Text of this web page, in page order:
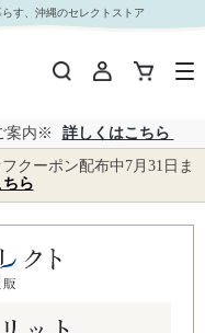
す、沖縄のセレクトストア
案内※
詳しくはこちら
クーポン配布中7月31日ま
ら